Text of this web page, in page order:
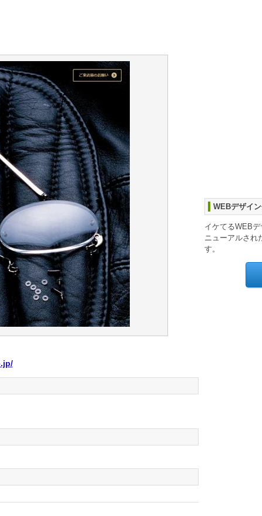
WEBデザイ
イケてるWEB
ニューアルされ
す。